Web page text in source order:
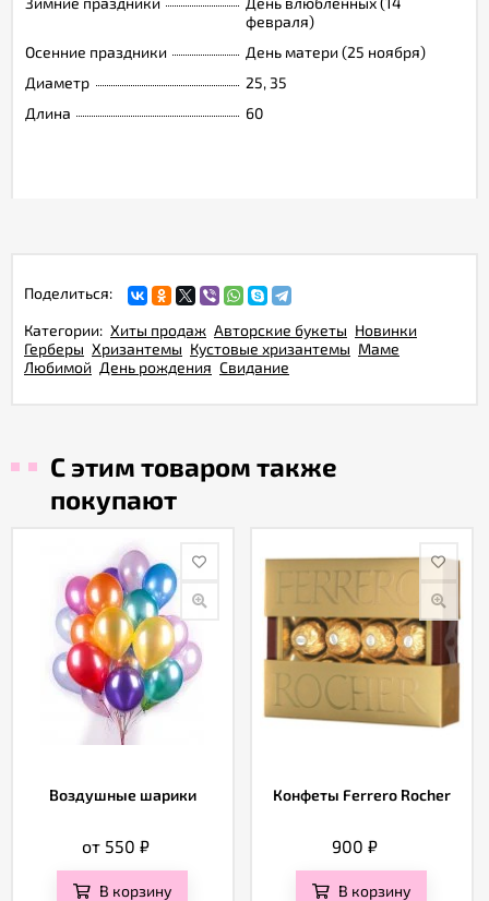
февраля)
Осенние праздники
День матери (25 ноября)
Диаметр
25, 35
Длина
60
Поделиться:
Категории: Хиты продаж Авторские букеты Новинки
Герберы Хризантемы Кустовые хризантемы Маме
Любимой День рождения Свидание
С этим товаром также
покупают
Воздушные шарики
от 550₽
В корзину
Конфеты Ferrero Rocher
900₽
В корзину